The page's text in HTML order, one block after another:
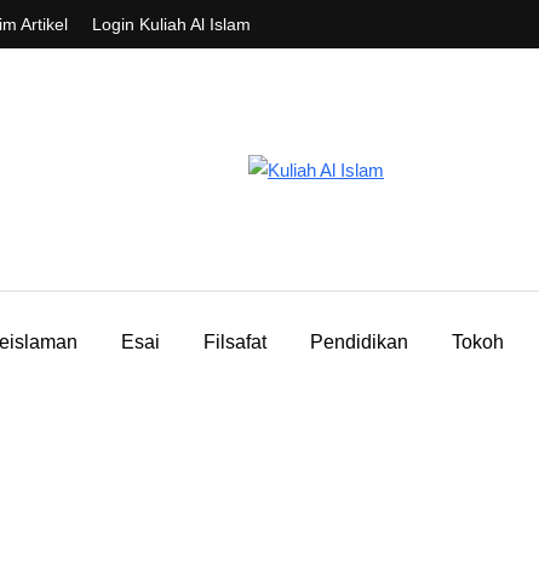
Artikel Login Kuliah Al Islam
Esai Filsafat Pendidikan Tokoh